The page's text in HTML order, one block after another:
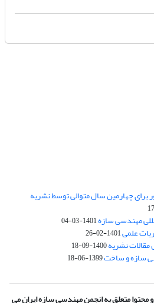
چهارمین سال متوالی توسط نشریه
مهندسی سازه1401-03-04
علمی1401-02-26
نشریه1400-09-18
1399-06-18
متعلق به انجمن مهندسی سازه ایران می